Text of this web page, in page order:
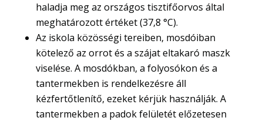
haladja meg az országos tisztifőorvos által
meghatározott értéket (37,8 °C).
Az iskola közösségi tereiben, mosdóiban
kötelező az orrot és a szájat eltakaró maszk
viselése. A mosdókban, a folyosókon és a
tantermekben is rendelkezésre áll
kézfertőtlenítő, ezeket kérjük használják. A
tantermekben a padok felületét előzetesen